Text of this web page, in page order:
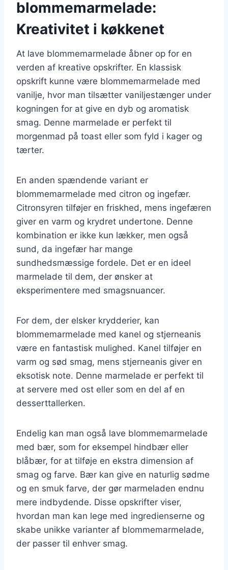
blommemarmelade:
Kreativitet i køkkenet
At lave blommemarmelade åbner op for en
verden af kreative opskrifter. En klassisk
opskrift kunne være blommemarmelade med
vanilje, hvor man tilsætter vaniljestænger under
kogningen for at give en dyb og aromatisk
smag. Denne marmelade er perfekt til
morgenmad på toast eller som fyld i kager og
tærter.
En anden spændende variant er
blommemarmelade med citron og ingefær.
Citronsyren tilføjer en friskhed, mens ingefæren
giver en varm og krydret undertone. Denne
kombination er ikke kun lækker, men også
sund, da ingefær har mange
sundhedsmæssige fordele. Det er en ideel
marmelade til dem, der ønsker at
eksperimentere med smagsnuancer.
For dem, der elsker krydderier, kan
blommemarmelade med kanel og stjerneanis
være en fantastisk mulighed. Kanel tilføjer en
varm og sød smag, mens stjerneanis giver en
eksotisk note. Denne marmelade er perfekt til
at servere med ost eller som en del af en
desserttallerken.
Endelig kan man også lave blommemarmelade
med bær, som for eksempel hindbær eller
blåbær, for at tilføje en ekstra dimension af
smag og farve. Bær kan give en naturlig sødme
og en smuk farve, der gør marmeladen endnu
mere indbydende. Disse opskrifter viser,
hvordan man kan lege med ingredienserne og
skabe unikke varianter af blommemarmelade,
der passer til enhver smag.